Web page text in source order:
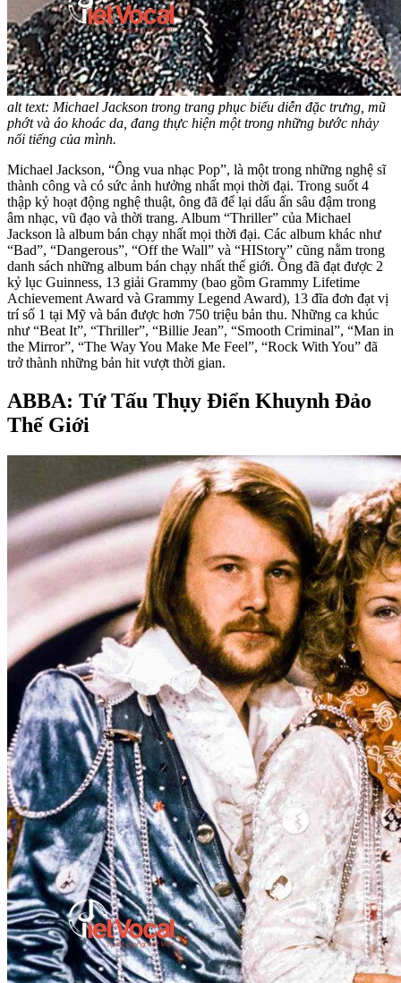
alt text: Michael Jackson trong trang phục biểu diễn đặc trưng, mũ
phớt và áo khoác da, đang thực hiện một trong những bước nhảy
nổi tiếng của mình.
Michael Jackson, “Ông vua nhạc Pop”, là một trong những nghệ sĩ
thành công và có sức ảnh hưởng nhất mọi thời đại. Trong suốt 4
thập kỷ hoạt động nghệ thuật, ông đã để lại dấu ấn sâu đậm trong
âm nhạc, vũ đạo và thời trang. Album “Thriller” của Michael
Jackson là album bán chạy nhất mọi thời đại. Các album khác như
“Bad”, “Dangerous”, “Off the Wall” và “HIStory” cũng nằm trong
danh sách những album bán chạy nhất thế giới. Ông đã đạt được 2
kỷ lục Guinness, 13 giải Grammy (bao gồm Grammy Lifetime
Achievement Award và Grammy Legend Award), 13 đĩa đơn đạt vị
trí số 1 tại Mỹ và bán được hơn 750 triệu bản thu. Những ca khúc
như “Beat It”, “Thriller”, “Billie Jean”, “Smooth Criminal”, “Man in
the Mirror”, “The Way You Make Me Feel”, “Rock With You” đã
trở thành những bản hit vượt thời gian.
ABBA: Tứ Tấu Thụy Điển Khuynh Đảo
Thế Giới